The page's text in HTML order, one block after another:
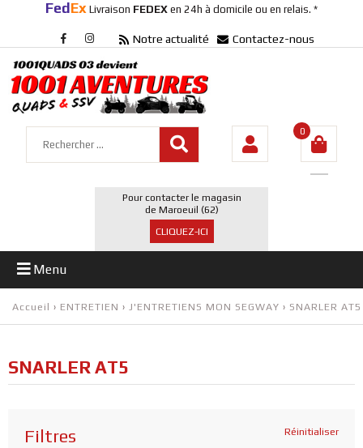
Fed Ex Livraison FEDEX en 24h à domicile ou en relais. *
Notre actualité Contactez-nous
0
Pour contacter le magasin
de Maroeuil (62)
CLIQUEZ-ICI
Menu
Accueil › ENTRETIEN › J'ENTRETIENS MON SEGWAY › SNARLER AT5
SNARLER AT5
Filtres Réinitialiser